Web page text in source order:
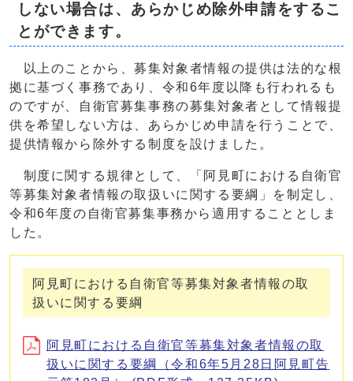
しない場合は、あらかじめ除外申請をするこ
とができます。
以上のことから、募集対象者情報の提供は法的な根
拠に基づく事務であり、令和6年度以降も行われるも
のですが、自衛官募集事務の募集対象者として情報提
供を希望しない方は、あらかじめ申請を行うことで、
提供情報から除外する制度を設けました。
制度に関する規律として、「阿見町における自衛官
等募集対象者情報の取扱いに関する要綱」を制定し、
令和6年度の自衛官募集事務から適用することとしま
した。
阿見町における自衛官等募集対象者情報の取
扱いに関する要綱
阿見町における自衛官等募集対象者情報の取
扱いに関する要綱（令和6年5月28日阿見町告